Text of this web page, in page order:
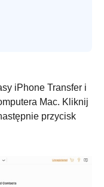
iPhone Transfer i
Mac. Kliknij
przycisk